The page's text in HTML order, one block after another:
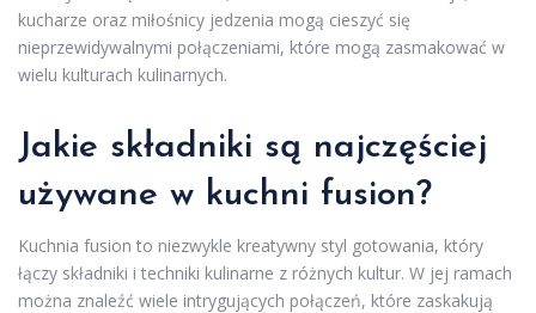
kucharze oraz miłośnicy jedzenia mogą cieszyć się
nieprzewidywalnymi połączeniami, które mogą zasmakować w
wielu kulturach kulinarnych.
Jakie składniki są najczęściej
używane w kuchni fusion?
Kuchnia fusion to niezwykle kreatywny styl gotowania, który
łączy składniki i techniki kulinarne z różnych kultur. W jej ramach
można znaleźć wiele intrygujących połączeń, które zaskakują